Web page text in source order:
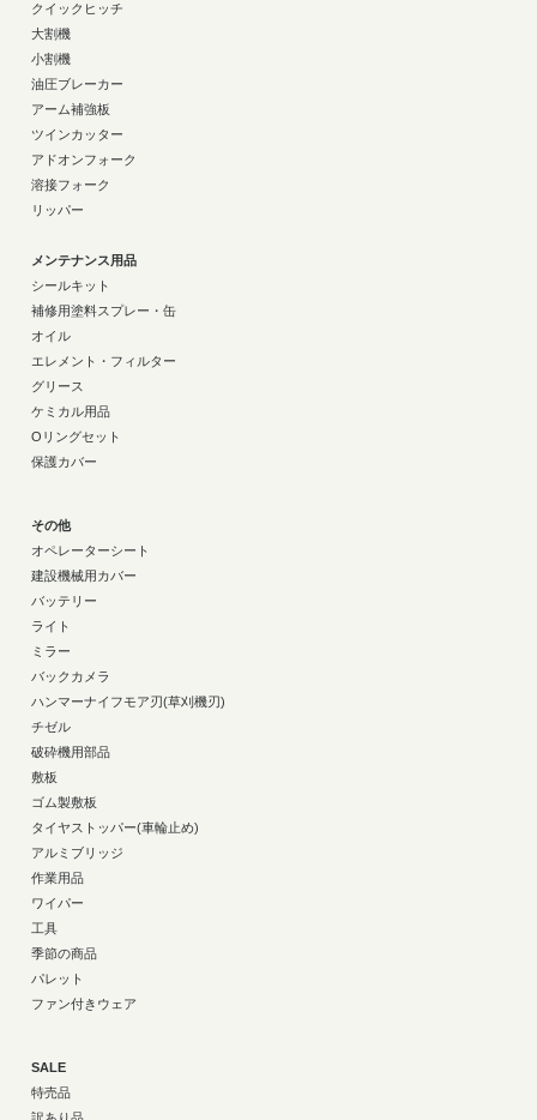
クイックヒッチ
大割機
小割機
油圧ブレーカー
アーム補強板
ツインカッター
アドオンフォーク
溶接フォーク
リッパー
メンテナンス用品
シールキット
補修用塗料スプレー・缶
オイル
エレメント・フィルター
グリース
ケミカル用品
Oリングセット
保護カバー
その他
オペレーターシート
建設機械用カバー
バッテリー
ライト
ミラー
バックカメラ
ハンマーナイフモア刃(草刈機刃)
チゼル
破砕機用部品
敷板
ゴム製敷板
タイヤストッパー(車輪止め)
アルミブリッジ
作業用品
ワイパー
工具
季節の商品
パレット
ファン付きウェア
SALE
特売品